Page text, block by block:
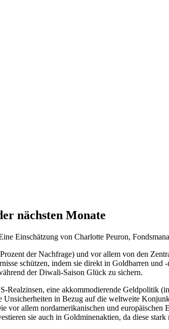
nächsten Monate
Einschätzung von Charlotte Peuron,
der Nachfrage) und vor allem von den
schützen, indem sie direkt in Goldbarren und
der Diwali-Saison Glück zu sichern.
Realzinsen, eine akkommodierende Geldpolitik
Unsicherheiten in Bezug auf die weltweite
vor allem nordamerikanischen und
sie auch in Goldminenaktien, da diese